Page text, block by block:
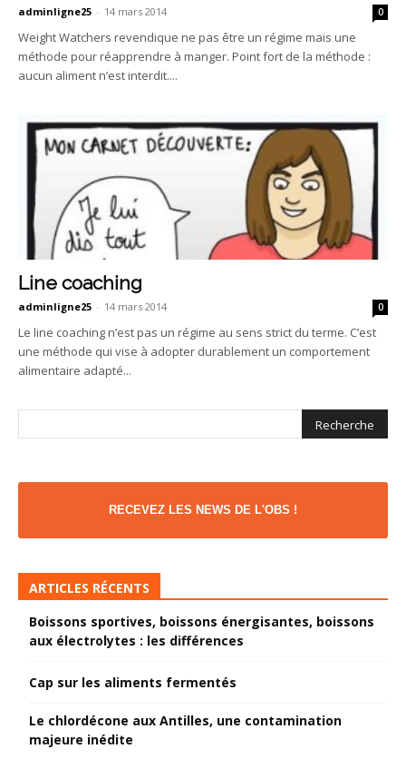
adminligne25 - 14 mars 2014 0
Weight Watchers revendique ne pas être un régime mais une
méthode pour réapprendre à manger. Point fort de la méthode :
aucun aliment n’est interdit....
Line coaching
adminligne25 - 14 mars 2014 0
Le line coaching n’est pas un régime au sens strict du terme. C’est
une méthode qui vise à adopter durablement un comportement
alimentaire adapté...
RECEVEZ LES NEWS DE L'OBS !
ARTICLES RÉCENTS
Boissons sportives, boissons énergisantes, boissons
aux électrolytes : les différences
Cap sur les aliments fermentés
Le chlordécone aux Antilles, une contamination
majeure inédite